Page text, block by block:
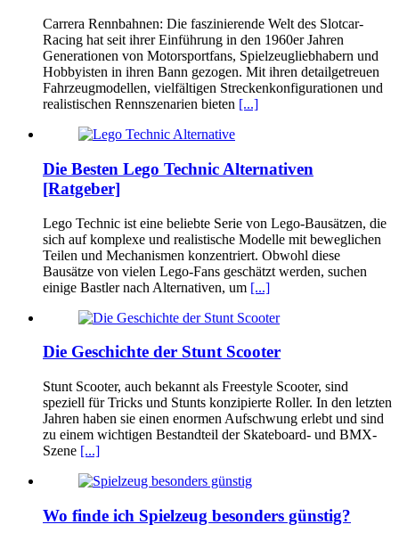
Carrera Rennbahnen: Die faszinierende Welt des Slotcar-
Racing hat seit ihrer Einführung in den 1960er Jahren
Generationen von Motorsportfans, Spielzeugliebhabern und
Hobbyisten in ihren Bann gezogen. Mit ihren detailgetreuen
Fahrzeugmodellen, vielfältigen Streckenkonfigurationen und
realistischen Rennszenarien bieten [...]
Die Besten Lego Technic Alternativen
[Ratgeber]
Lego Technic ist eine beliebte Serie von Lego-Bausätzen, die
sich auf komplexe und realistische Modelle mit beweglichen
Teilen und Mechanismen konzentriert. Obwohl diese
Bausätze von vielen Lego-Fans geschätzt werden, suchen
einige Bastler nach Alternativen, um [...]
Die Geschichte der Stunt Scooter
Stunt Scooter, auch bekannt als Freestyle Scooter, sind
speziell für Tricks und Stunts konzipierte Roller. In den letzten
Jahren haben sie einen enormen Aufschwung erlebt und sind
zu einem wichtigen Bestandteil der Skateboard- und BMX-
Szene [...]
Wo finde ich Spielzeug besonders günstig?